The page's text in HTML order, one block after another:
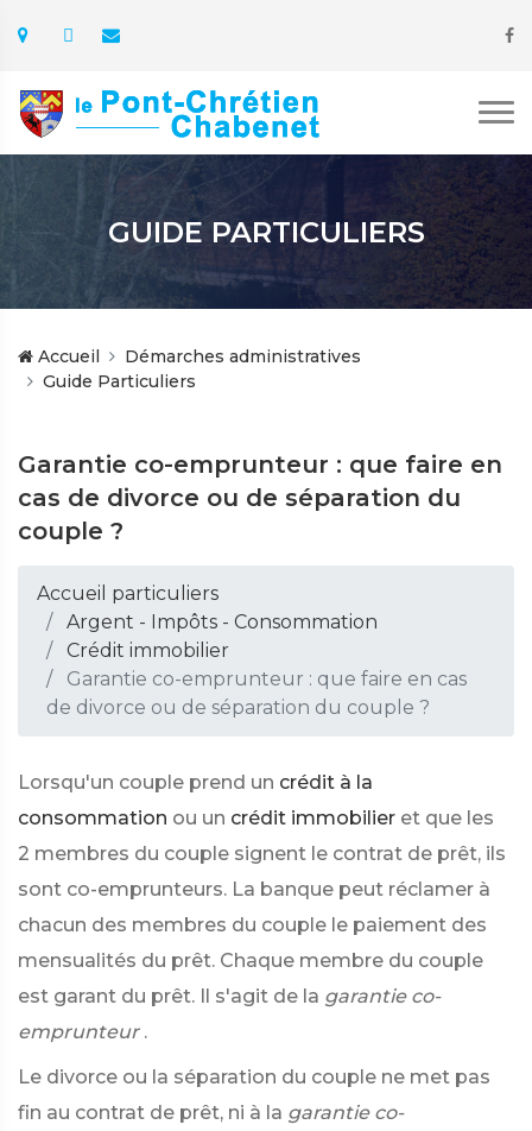
GUIDE PARTICULIERS
Accueil
Démarches administratives
Guide Particuliers
Garantie co-emprunteur : que faire en
cas de divorce ou de séparation du
couple ?
Accueil particuliers
Argent - Impôts - Consommation
Crédit immobilier
Garantie co-emprunteur : que faire en cas
de divorce ou de séparation du couple ?
Lorsqu'un couple prend un crédit à la
consommation ou un crédit immobilier et que les
2 membres du couple signent le contrat de prêt, ils
sont co-emprunteurs. La banque peut réclamer à
chacun des membres du couple le paiement des
mensualités du prêt. Chaque membre du couple
est garant du prêt. Il s'agit de la garantie co-
emprunteur .
Le divorce ou la séparation du couple ne met pas
fin au contrat de prêt, ni à la garantie co-